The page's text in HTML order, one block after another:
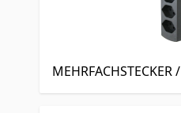
MEHRFACHSTECKER